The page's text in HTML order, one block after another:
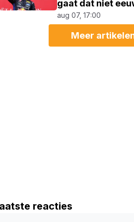
gaat dat niet
aug 07, 17:00
Meer
reacties